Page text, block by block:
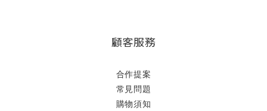
顧客服務
合作提案
常見問題
購物須知